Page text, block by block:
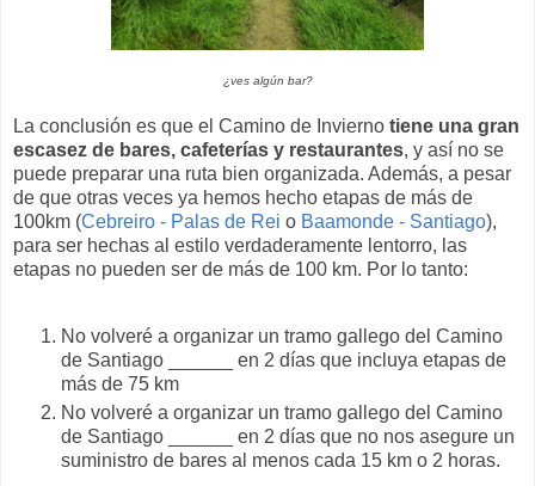
¿ves algún bar?
La conclusión es que el Camino de Invierno tiene una gran
escasez de bares, cafeterías y restaurantes, y así no se
puede preparar una ruta bien organizada. Además, a pesar
de que otras veces ya hemos hecho etapas de más de
100km (Cebreiro - Palas de Rei o Baamonde - Santiago),
para ser hechas al estilo verdaderamente lentorro, las
etapas no pueden ser de más de 100 km. Por lo tanto:
No volveré a organizar un tramo gallego del Camino
de Santiago ______ en 2 días que incluya etapas de
más de 75 km
No volveré a organizar un tramo gallego del Camino
de Santiago ______ en 2 días que no nos asegure un
suministro de bares al menos cada 15 km o 2 horas.